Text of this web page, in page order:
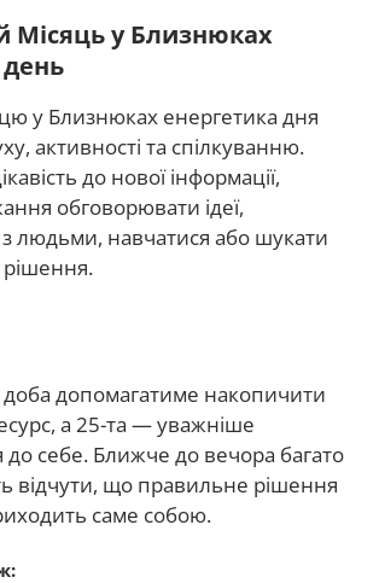
Місяць у Близнюках
у Близнюках енергетика дня
активності та спілкуванню.
до нової інформації,
обговорювати ідеї,
людьми, навчатися або шукати
рішення.
доба допомагатиме накопичити
а 25-та — уважніше
до себе. Ближче до вечора багато
відчути, що правильне рішення
саме собою.